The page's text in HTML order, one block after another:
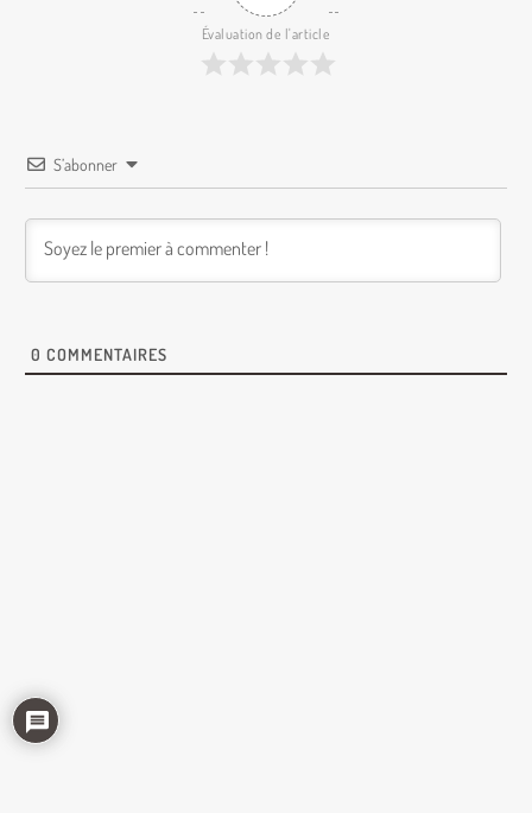
Évaluation de l'article
S’abonner
0 COMMENTAIRES